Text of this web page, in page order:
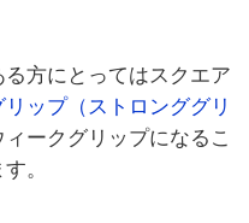
方にとってはスクエア
リップ（ストロンググリ
ークグリップになるこ
。